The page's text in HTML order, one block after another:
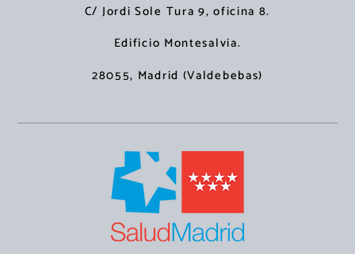
C/ Jordi Sole Tura 9, oficina 8.
Edificio Montesalvia.
28055, Madrid (Valdebebas)